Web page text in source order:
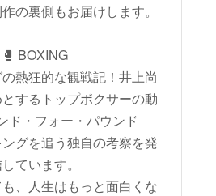
の裏側もお届けします。
🥊 BOXING
熱狂的な観戦記！井上尚
するトップボクサーの動
ド・フォー・パウンド
ングを追う独自の考察を発
ています。
も、人生はもっと面白くな